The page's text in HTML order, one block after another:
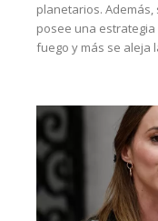
planetarios.
posee una
fuego y más se aleja